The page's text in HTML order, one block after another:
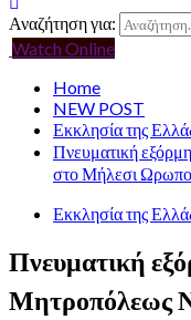
Αναζήτηση για:
Watch Online
Home
NEW POST
Εκκλησία της
Πνευματική
στο Μήλεσι
Εκκλησία της
Πνευματική
Μητροπόλεως